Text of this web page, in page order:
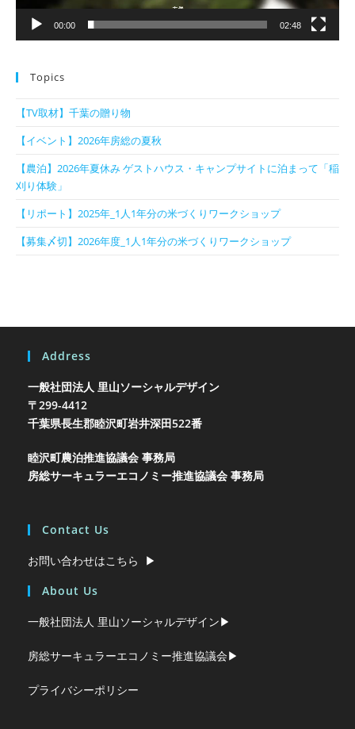
00:00 02:48
Topics
【TV取材】千葉の贈り物
【イベント】2026年房総の夏秋
【農泊】2026年夏休み ゲストハウス・キャンプサイトに泊まって「稲
刈り体験」
【リポート】2025年_1人1年分の米づくりワークショップ
【募集〆切】2026年度_1人1年分の米づくりワークショップ
Address
一般社団法人 里山ソーシャルデザイン
〒299-4412
千葉県長生郡睦沢町岩井深田522番
睦沢町農泊推進協議会 事務局
房総サーキュラーエコノミー推進協議会 事務局
Contact Us
お問い合わせはこちら ▶︎
About Us
一般社団法人 里山ソーシャルデザイン▶︎
房総サーキュラーエコノミー推進協議会▶︎
プライバシーポリシー